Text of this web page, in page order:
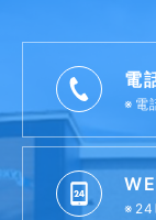
電
※電
※24